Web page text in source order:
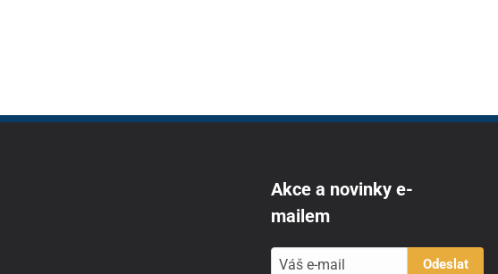
Akce a novinky e-
mailem
Odeslat